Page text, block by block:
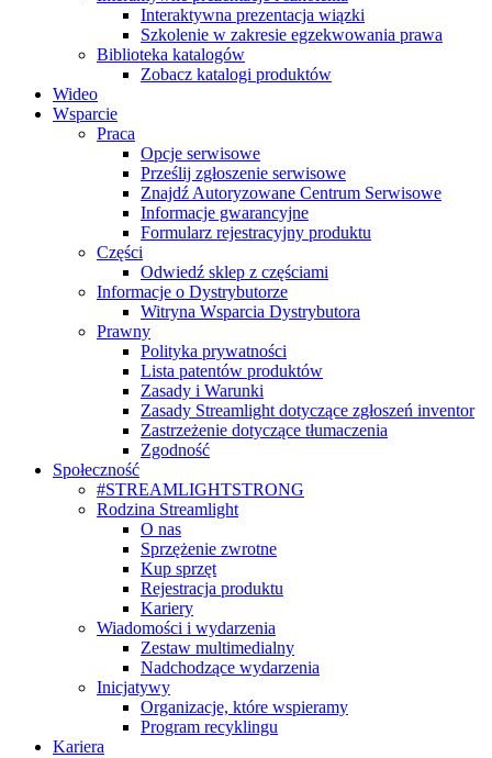
Interaktywna prezentacja wiązki
Szkolenie w zakresie egzekwowania prawa
Biblioteka katalogów
Zobacz katalogi produktów
Wideo
Wsparcie
Praca
Opcje serwisowe
Prześlij zgłoszenie serwisowe
Znajdź Autoryzowane Centrum Serwisowe
Informacje gwarancyjne
Formularz rejestracyjny produktu
Części
Odwiedź sklep z częściami
Informacje o Dystrybutorze
Witryna Wsparcia Dystrybutora
Prawny
Polityka prywatności
Lista patentów produktów
Zasady i Warunki
Zasady Streamlight dotyczące zgłoszeń inventor
Zastrzeżenie dotyczące tłumaczenia
Zgodność
Społeczność
#STREAMLIGHTSTRONG
Rodzina Streamlight
O nas
Sprzężenie zwrotne
Kup sprzęt
Rejestracja produktu
Kariery
Wiadomości i wydarzenia
Zestaw multimedialny
Nadchodzące wydarzenia
Inicjatywy
Organizacje, które wspieramy
Program recyklingu
Kariera